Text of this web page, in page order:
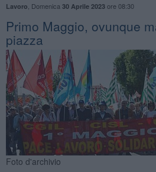
Lavoro Domenica 30 Aprile 2023ore 08:30
Primo Maggio, ovunque
piazza
Foto d'archivio